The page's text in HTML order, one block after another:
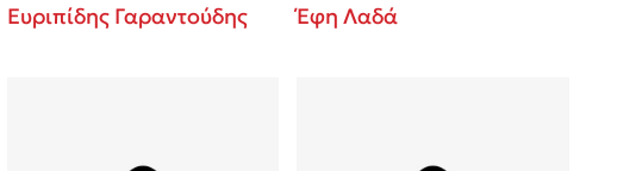
Ευριπίδης Γαραντούδης Έφη Λαδά